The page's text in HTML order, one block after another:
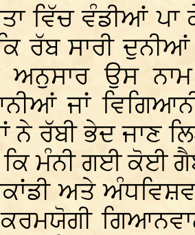
ਵਿੱਚ ਵੰਡੀਆਂ ਪਾ
ਰੱਬ ਸਾਰੀ
ਅਨੁਸਾਰ ਉਸ
ਜਾਂ
ਨੇ ਰੱਬੀ ਭੇਦ ਜਾਣ
ਕਿ ਮੰਨੀ ਗਈ ਕੋਈ
ਅਤੇ